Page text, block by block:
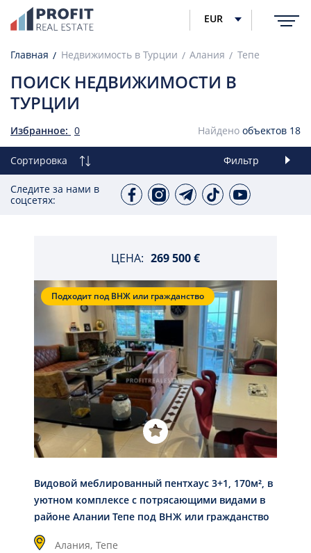
EUR
Главная Недвижимость в Турции Алания Тепе
ПОИСК НЕДВИЖИМОСТИ В
ТУРЦИИ
Избранное: 0 Найдено объектов 18
Сортировка Фильтр
Следите за нами в
соцсетях:
ЦЕНА: 269 500 €
Подходит под ВНЖ или гражданство
Видовой меблированный пентхаус 3+1, 170м², в
уютном комплексе с потрясающими видами в
районе Алании Тепе под ВНЖ или гражданство
Алания, Тепе